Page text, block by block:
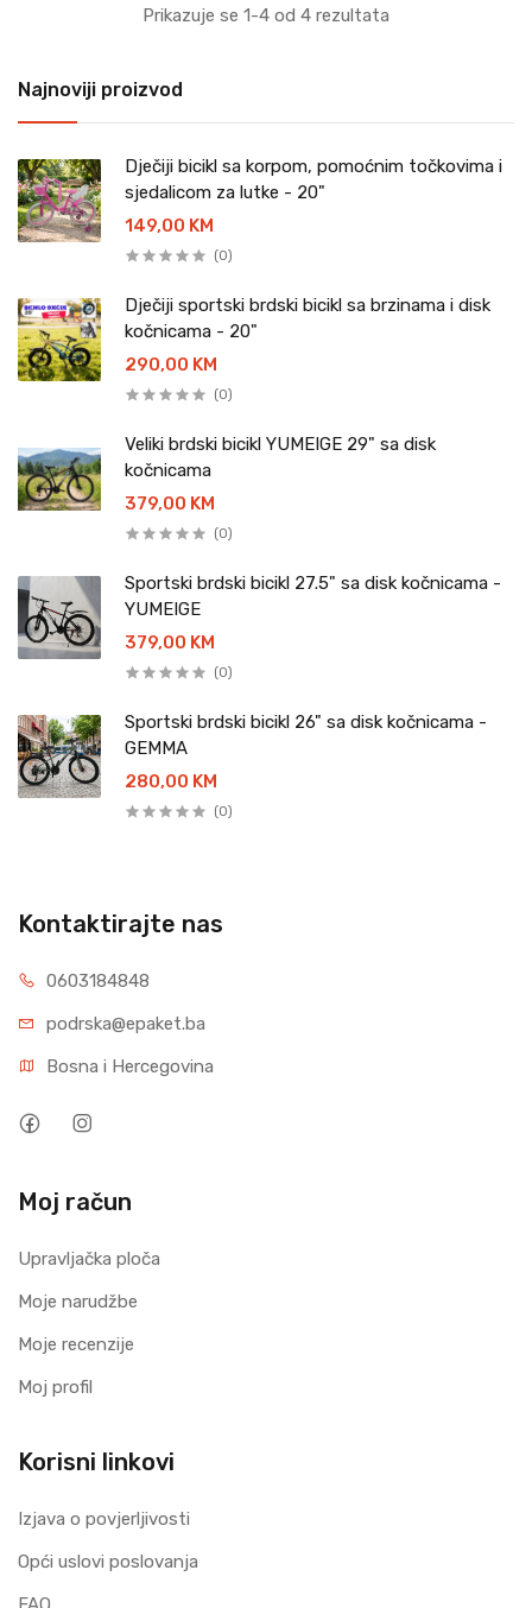
Najnoviji proizvod
Dječiji bicikl sa korpom, pomoćnim točkovima i
sjedalicom za lutke - 20"
149,00 KM
(0)
Dječiji sportski brdski bicikl sa brzinama i disk
kočnicama - 20"
290,00 KM
(0)
Veliki brdski bicikl YUMEIGE 29" sa disk
kočnicama
379,00 KM
(0)
Sportski brdski bicikl 27.5" sa disk kočnicama -
YUMEIGE
379,00 KM
(0)
Sportski brdski bicikl 26" sa disk kočnicama -
GEMMA
280,00 KM
(0)
Prikazuje se 1-4 od 4 rezultata
Kontaktirajte nas
0603184848
podrska@epaket.ba
Bosna i Hercegovina
Moj račun
Upravljačka ploča
Moje narudžbe
Moje recenzije
Moj profil
Korisni linkovi
Izjava o povjerljivosti
Opći uslovi poslovanja